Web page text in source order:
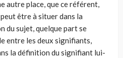
autre place, que ce référent,
être à situer dans la
du sujet, quelque part se
entre les deux signifiants,
la définition du signifiant lui-